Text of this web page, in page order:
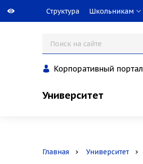
Структура Школьникам
Корпоративный портал
Университет
Главная Университет